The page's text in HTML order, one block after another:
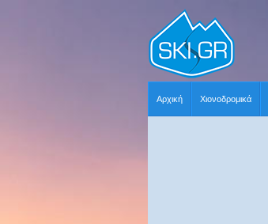
Αρχική Χιονοδρομικά